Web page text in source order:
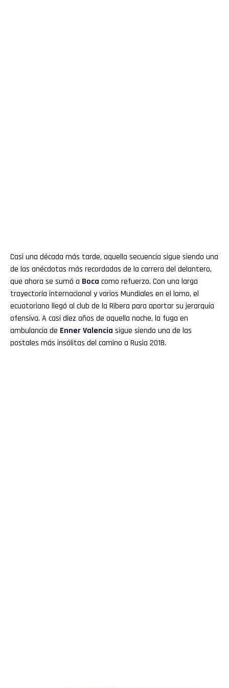
Casi una década más tarde, aquella secuencia sigue siendo una
de las anécdotas más recordadas de la carrera del delantero,
que ahora se sumó a Boca como refuerzo. Con una larga
trayectoria internacional y varios Mundiales en el lomo, el
ecuatoriano llegó al club de la Ribera para aportar su jerarquía
ofensiva. A casi diez años de aquella noche, la fuga en
ambulancia de EnnerValencia sigue siendo una de las
postales más insólitas del camino a Rusia 2018.